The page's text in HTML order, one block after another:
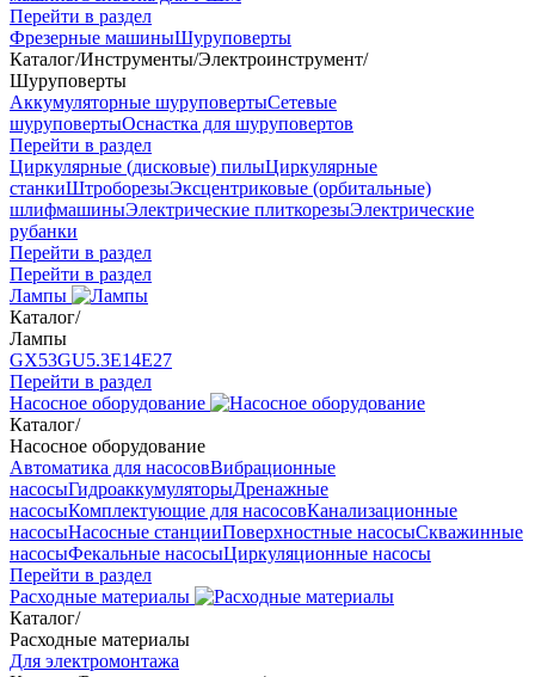
Перейти в раздел
Фрезерные машиныШуруповерты
Каталог/Инструменты/Электроинструмент/
Шуруповерты
Аккумуляторные шуруповертыСетевые
шуруповертыОснастка для шуруповертов
Перейти в раздел
Циркулярные (дисковые) пилыЦиркулярные
станкиШтроборезыЭксцентриковые (орбитальные)
шлифмашиныЭлектрические плиткорезыЭлектрические
рубанки
Перейти в раздел
Перейти в раздел
Лампы
Каталог/
Лампы
GX53GU5.3Е14Е27
Перейти в раздел
Насосное оборудование
Каталог/
Насосное оборудование
Автоматика для насосовВибрационные
насосыГидроаккумуляторыДренажные
насосыКомплектующие для насосовКанализационные
насосыНасосные станцииПоверхностные насосыСкважинные
насосыФекальные насосыЦиркуляционные насосы
Перейти в раздел
Расходные материалы
Каталог/
Расходные материалы
Для электромонтажа